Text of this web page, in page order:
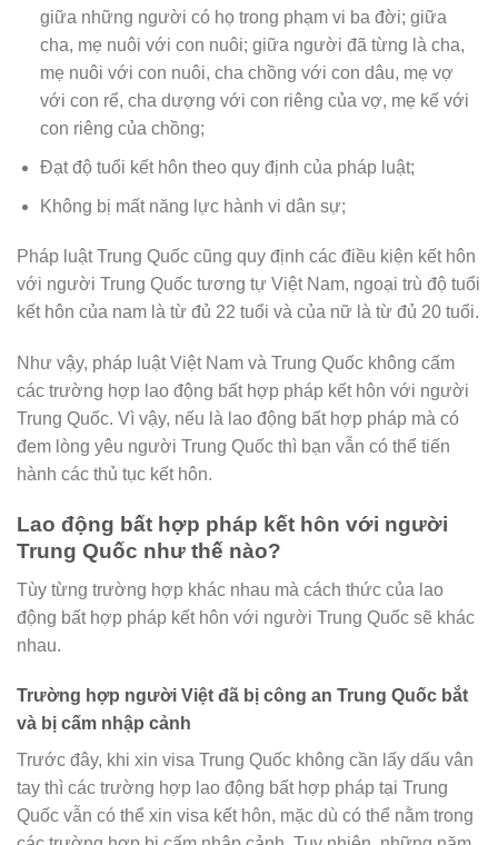
giữa những người có họ trong phạm vi ba đời; giữa
cha, mẹ nuôi với con nuôi; giữa người đã từng là cha,
mẹ nuôi với con nuôi, cha chồng với con dâu, mẹ vợ
với con rể, cha dượng với con riêng của vợ, mẹ kế với
con riêng của chồng;
Đạt độ tuổi kết hôn theo quy định của pháp luật;
Không bị mất năng lực hành vi dân sự;
Pháp luật Trung Quốc cũng quy định các điều kiện kết hôn
với người Trung Quốc tương tự Việt Nam, ngoại trù độ tuổi
kết hôn của nam là từ đủ 22 tuổi và của nữ là từ đủ 20 tuổi.
Như vậy, pháp luật Việt Nam và Trung Quốc không cấm
các trường hợp lao động bất hợp pháp kết hôn với người
Trung Quốc. Vì vậy, nếu là lao động bất hợp pháp mà có
đem lòng yêu người Trung Quốc thì bạn vẫn có thể tiến
hành các thủ tục kết hôn.
Lao động bất hợp pháp kết hôn với người
Trung Quốc như thế nào?
Tùy từng trường hợp khác nhau mà cách thức của lao
động bất hợp pháp kết hôn với người Trung Quốc sẽ khác
nhau.
Trường hợp người Việt đã bị công an Trung Quốc bắt
và bị cấm nhập cảnh
Trước đây, khi xin visa Trung Quốc không cần lấy dấu vân
tay thì các trường hợp lao động bất hợp pháp tại Trung
Quốc vẫn có thể xin visa kết hôn, mặc dù có thể nằm trong